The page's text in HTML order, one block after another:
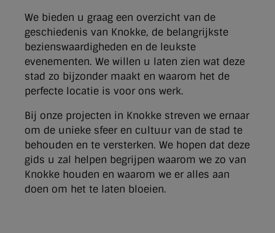
We bieden u graag een overzicht van de
geschiedenis van Knokke, de belangrijkste
bezienswaardigheden en de leukste
evenementen. We willen u laten zien wat deze
stad zo bijzonder maakt en waarom het de
perfecte locatie is voor ons werk.
Bij onze projecten in Knokke streven we ernaar
om de unieke sfeer en cultuur van de stad te
behouden en te versterken. We hopen dat deze
gids u zal helpen begrijpen waarom we zo van
Knokke houden en waarom we er alles aan
doen om het te laten bloeien.